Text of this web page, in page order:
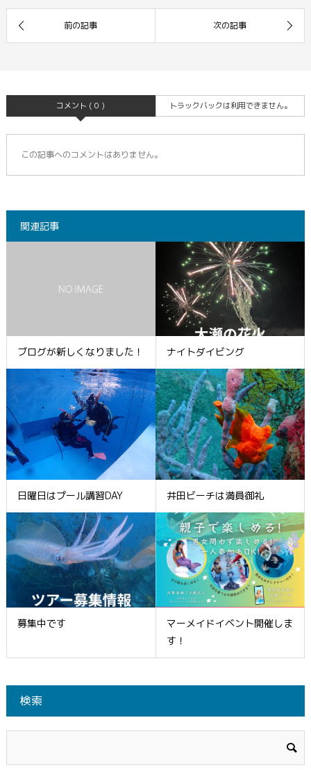
コメント ( 0 ) トラックバックは利用できません。
この記事へのコメントはありません。
関連記事
ブログが新しくなりました！ ナイトダイビング
日曜日はプール講習DAY 井田ビーチは満員御礼
募集中です
マーメイドイベント開催しま
す！
検索